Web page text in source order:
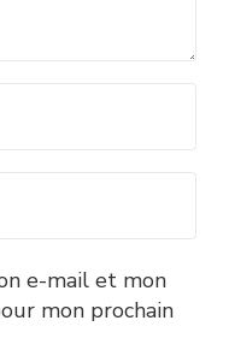
e-mail et mon
mon prochain